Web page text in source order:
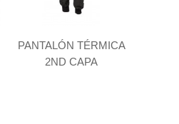
PANTALÓN TÉRMICA
2ND CAPA